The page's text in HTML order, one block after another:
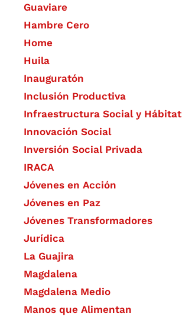
Guaviare
Hambre Cero
Home
Huila
Inauguratón
Inclusión Productiva
Infraestructura Social y Hábitat
​Innovación Social
Inversión Social Privada
IRACA
Jóvenes en Acción
Jóvenes en Paz
Jóvenes Transformadores
Jurídica
La Guajira
Magdalena
Magdalena Medio
Manos que Alimentan